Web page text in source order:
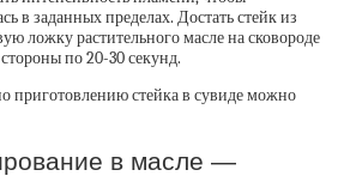
в заданных пределах. Достать стейк из
ложку растительного масле на сковороде
по 20-30 секунд.
стейка в сувиде можно
в масле —